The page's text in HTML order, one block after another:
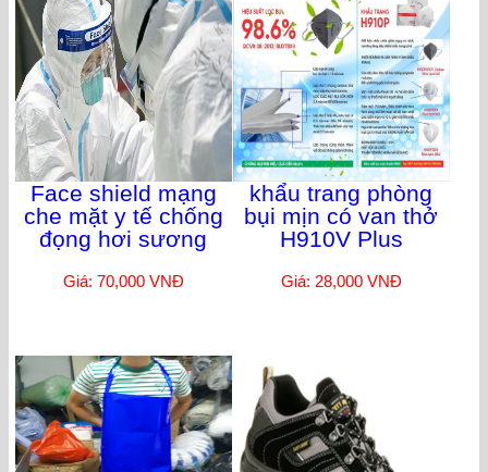
Face shield mạng
che mặt y tế chống
đọng hơi sương
Giá: 70,000 VNĐ
khẩu trang phòng
bụi mịn có van thở
H910V Plus
Giá: 28,000 VNĐ